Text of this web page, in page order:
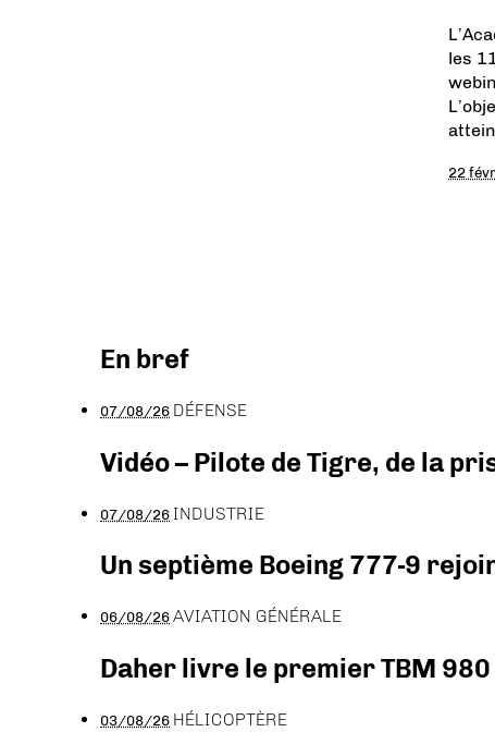
les
22
En bref
07/08/26 DÉFENSE
Vidéo – Pilote de Tigre, de la
07/08/26INDUSTRIE
Un septième Boeing 777-9
06/08/26AVIATION GÉNÉRALE
Daher livre le premier TBM
03/08/26 HÉLICOPTÈRE